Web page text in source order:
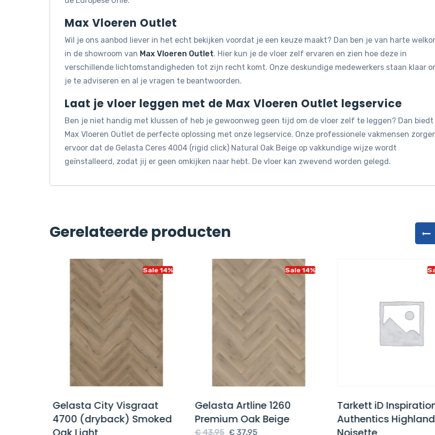
Max Vloeren Outlet
Wil je ons aanbod liever in het echt bekijken voordat je een keuze maakt? Dan ben je van harte
in de showroom van Max Vloeren Outlet. Hier kun je de vloer zelf ervaren en zien hoe deze in
verschillende lichtomstandigheden tot zijn recht komt. Onze deskundige medewerkers staan klaar
je te adviseren en al je vragen te beantwoorden.
Laat je vloer leggen met de Max Vloeren Outlet legservice
Ben je niet handig met klussen of heb je gewoonweg geen tijd om de vloer zelf te leggen? Dan biedt
Max Vloeren Outlet de perfecte oplossing met onze legservice. Onze professionele vakmensen
ervoor dat de Gelasta Ceres 4004 (rigid click) Natural Oak Beige op vakkundige wijze wordt
geïnstalleerd, zodat jij er geen omkijken naar hebt. De vloer kan zwevend worden gelegd.
Gerelateerde producten
Sale 14%
Gelasta City Visgraat
4700 (dryback) Smoked
Sale 14%
Gelasta Artline 1260
Premium Oak Beige
€43,95 Oorspronkelijke
€37,95Huidige
Tarkett iD
Authentics Highland